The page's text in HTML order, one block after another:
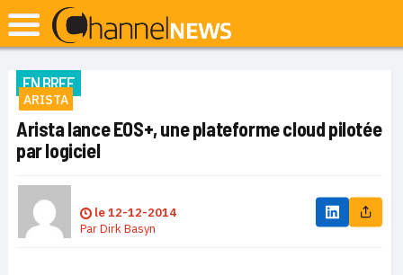
EN BREF
ARISTA
Arista lance EOS+, une plateforme cloud pilotée
par logiciel
le12-12-2014
ParDirk Basyn